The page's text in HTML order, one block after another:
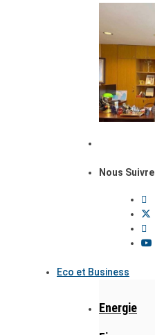
Nous Suivre
Eco et Business
Energie